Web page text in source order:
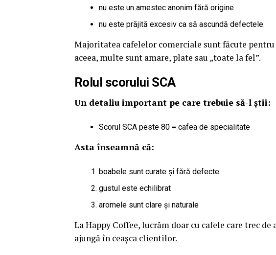
nu este un amestec anonim fără origine
nu este prăjită excesiv ca să ascundă defectele.
Majoritatea cafelelor comerciale sunt făcute
aceea, multe sunt amare, plate sau „toate la fel”.
Rolul scorului SCA
Un detaliu important pe care trebuie să-l știi:
Scorul SCA peste 80 = cafea de specialitate
Asta înseamnă că:
boabele sunt curate și fără defecte
gustul este echilibrat
aromele sunt clare și naturale
La Happy Coffee, lucrăm doar cu cafele care trec
ajungă în ceașca clientilor.